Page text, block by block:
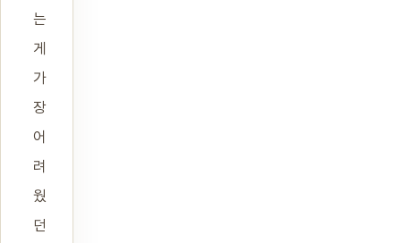
는
게
가
장
어
려
웠
던